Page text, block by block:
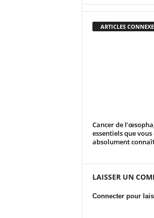
ARTICLES
Cancer de
essentiels que vous
absolument
LAISSER UN
Connecter pour